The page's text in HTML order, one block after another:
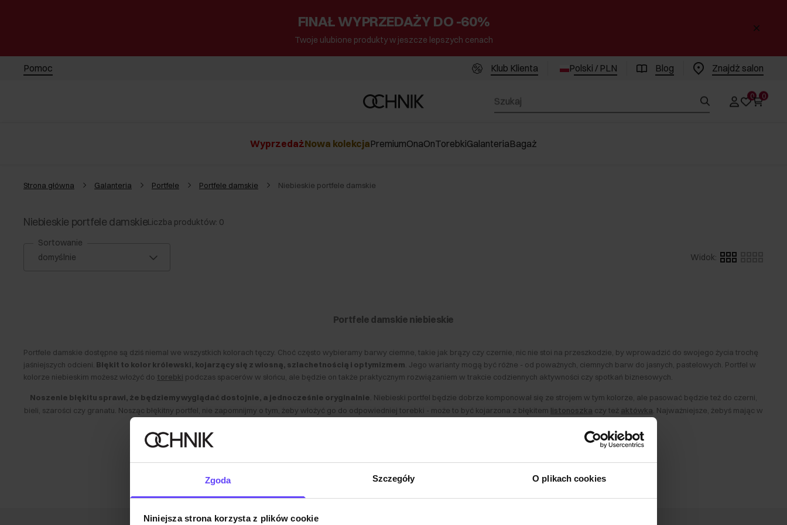
Zgoda Szczegóły O plikach cookies
Niniejsza strona korzysta z plików cookie
FINAŁ WYPRZEDAŻY DO -60%
Twoje ulubione produkty w jeszcze lepszych cenach
Pomoc Klub Klienta Polski / PLN Blog Znajdż salon
0 0
WyprzedażNowa kolekcjaPremiumOnaOnTorebkiGalanteriaBagaż
Strona główna Galanteria Portfele Portfele damskie Niebieskie portfele damskie
Niebieskie portfele damskieLiczba produktów: 0
Sortowanie
Widok:
Portfele damskie niebieskie
Portfele damskie dostępne są dziś niemal we wszystkich kolorach tęczy. Choć często wybieramy barwy ciemne, takie jak brązy czy czernie, nic nie stoi na przeszkodzie, by wprowadzić do swojego życia trochę
jaśniejszych odcieni. Błękit to kolor królewski, kojarzący się z wiosną, szlachetnością i optymizmem . Jego warianty mogą być różne - od poważnych, ciemnych barw do jasnych, pastelowych. Portfel w
kolorze niebieskim możesz włożyć do torebki podczas spacerów w słońcu, ale będzie on także praktycznym rozwiązaniem w trakcie codziennych aktywności czy spotkań biznesowych.
Noszenie błękitu sprawi, że będziemy wyglądać dostojnie, a jednocześnie oryginalnie . Niebieski portfel będzie dobrze komponował się ze strojem w tym kolorze, ale pasować będzie też do czerni,
bieli, szarości czy granatu. Nosząc błękitny portfel, nie zapomnijmy o tym, żeby włożyć go do odpowiedniej torebki - może to być kojarzona z błękitem listonoszka czy też aktówka . Najważniejsze, żebyś mając w
podkreślać wyjątkowość chwili, to doskonale sprawdzi się także na spotkanie z przyjaciółmi.Noszony na co dzień w torebce będzie przypominał Ci, że warto spełniać marzenia i sięgać gwiazd
Niebieski portfel to rozwiązanie nieco fantazyjne. W naszej ofercie proponujemy model z niewielkimi ćwiekami, które są świetną ozdobą na wieczór. Jeśli lubisz baśniowe klimaty i chcesz wprowadzić do swojej